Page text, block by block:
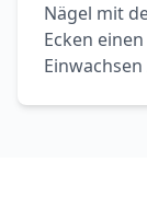
Nägel mit
Ecken